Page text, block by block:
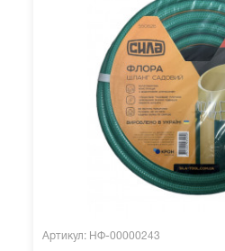
Артикул: НФ-00000243